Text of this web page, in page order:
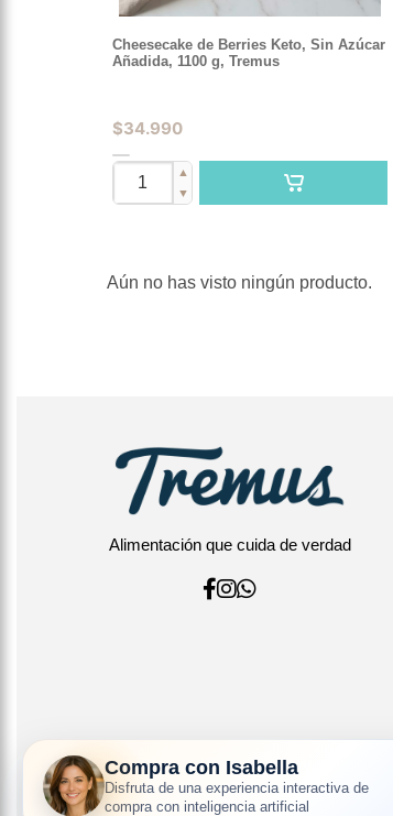
Cheesecake de Berries Keto, Sin Azúcar
Añadida, 1100 g, Tremus
$34.990
▲
▼
Aún no has visto ningún producto.
Alimentación que cuida de verdad